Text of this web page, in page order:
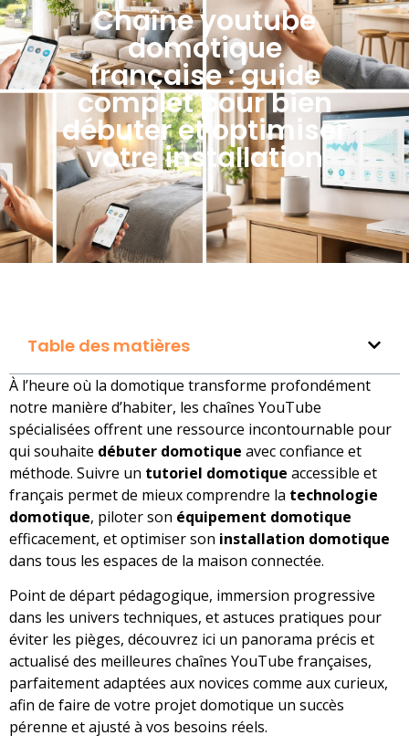
Chaîne youtube
domotique
française : guide
complet pour bien
débuter et optimiser
votre installation
Table des matières
À l’heure où la domotique transforme profondément
notre manière d’habiter, les chaînes YouTube
spécialisées offrent une ressource incontournable pour
qui souhaite débuter domotique avec confiance et
méthode. Suivre un tutoriel domotique accessible et
français permet de mieux comprendre la technologie
domotique, piloter son équipement domotique
efficacement, et optimiser son installation domotique
dans tous les espaces de la maison connectée.
Point de départ pédagogique, immersion progressive
dans les univers techniques, et astuces pratiques pour
éviter les pièges, découvrez ici un panorama précis et
actualisé des meilleures chaînes YouTube françaises,
parfaitement adaptées aux novices comme aux curieux,
afin de faire de votre projet domotique un succès
pérenne et ajusté à vos besoins réels.